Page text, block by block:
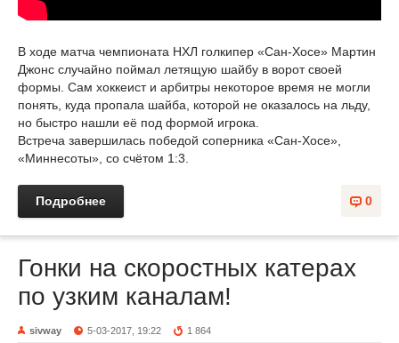
В ходе матча чемпионата НХЛ голкипер «Сан-Хосе» Мартин
Джонс случайно поймал летящую шайбу в ворот своей
формы. Сам хоккеист и арбитры некоторое время не могли
понять, куда пропала шайба, которой не оказалось на льду,
но быстро нашли её под формой игрока.
Встреча завершилась победой соперника «Сан-Хосе»,
«Миннесоты», со счётом 1:3.
0
Подробнее
Гонки на скоростных катерах
по узким каналам!
sivway 5-03-2017, 19:22 1 864